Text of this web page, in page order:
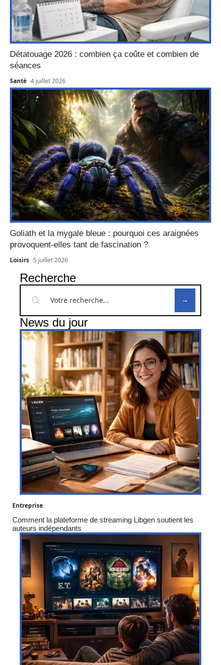
Détatouage 2026 : combien ça coûte et combien de
séances
Santé 4 juillet 2026
Goliath et la mygale bleue : pourquoi ces araignées
provoquent-elles tant de fascination ?
Loisirs 5 juillet 2026
Recherche
News du jour
Entreprise
Comment la plateforme de streaming Libgen soutient les
auteurs indépendants